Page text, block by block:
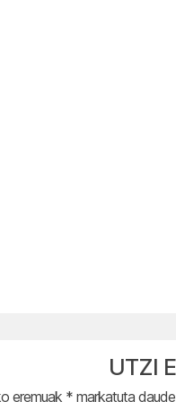
UTZI
eremuak * markatuta daude